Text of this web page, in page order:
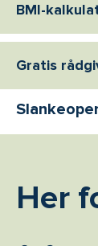
BMI-
Gratis
Her